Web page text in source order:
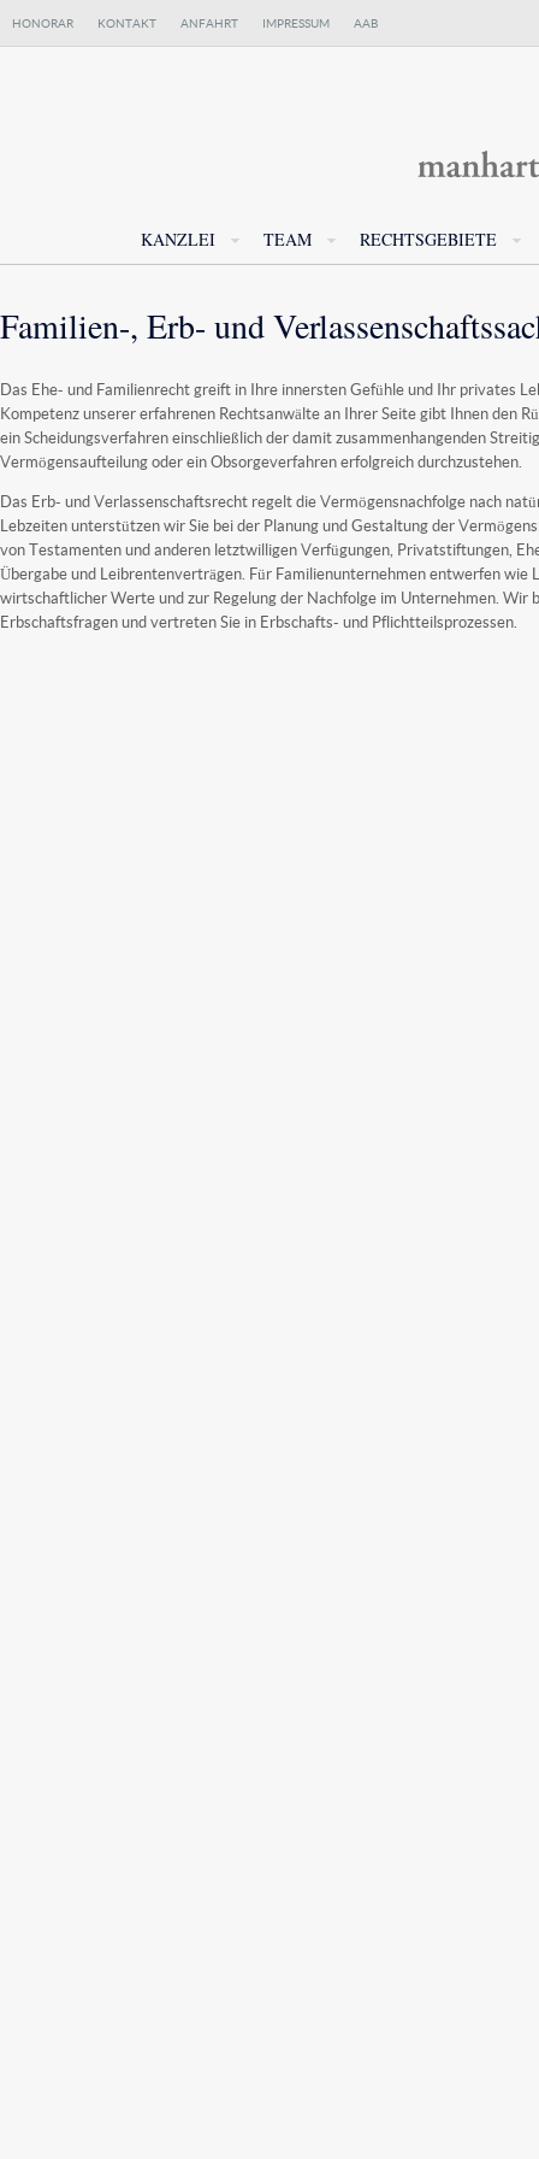
HONORAR KONTAKT ANFAHRT IMPRESSUM AAB
KANZLEI TEAM RECHTSGEBIETE
Familien-, Erb- und
Das Ehe- und Familienrecht greift in Ihre innersten Gefühle und Ihr privates
Kompetenz unserer erfahrenen Rechtsanwälte an Ihrer Seite gibt Ihnen den
ein Scheidungsverfahren einschließlich der damit zusammenhangenden
Vermögensaufteilung oder ein Obsorgeverfahren erfolgreich durchzustehen.
Das Erb- und Verlassenschaftsrecht regelt die Vermögensnachfolge nach
Lebzeiten unterstützen wir Sie bei der Planung und Gestaltung der
von Testamenten und anderen letztwilligen Verfügungen, Privatstiftungen,
Übergabe und Leibrentenverträgen. Für Familienunternehmen entwerfen wie
wirtschaftlicher Werte und zur Regelung der Nachfolge im Unternehmen. Wir
Erbschaftsfragen und vertreten Sie in Erbschafts- und Pflichtteilsprozessen.